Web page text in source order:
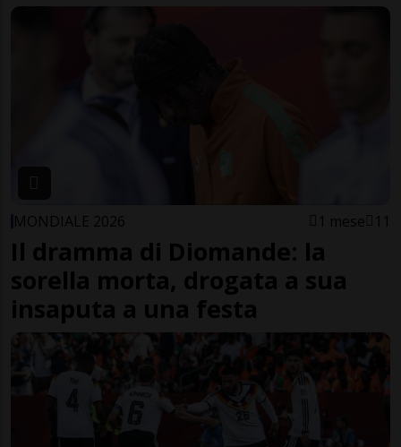
MONDIALE 2026 1 mese 11
Il dramma di Diomande: la
sorella morta, drogata a sua
insaputa a una festa